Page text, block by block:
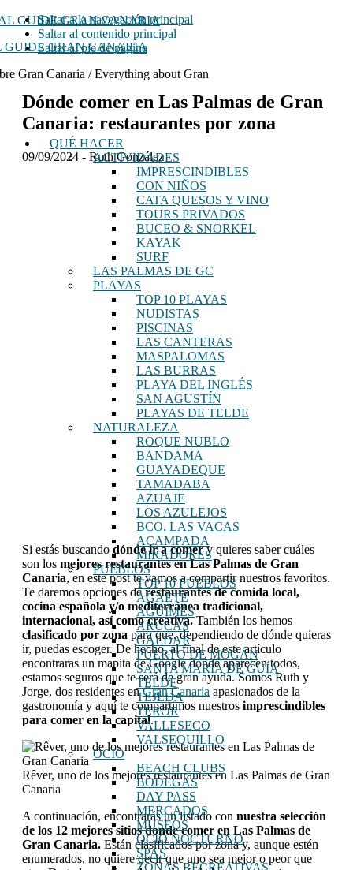
Saltar a la navegación principal
Saltar al contenido principal
Saltar al pie de página
GUIDE GRAN CANARIA
Gran Canaria / Everything about Gran
QUÉ HACER
ACTIVIDADES
IMPRESCINDIBLES
CON NIÑOS
CATA QUESOS Y VINO
TOURS PRIVADOS
BUCEO & SNORKEL
KAYAK
SURF
LAS PALMAS DE GC
PLAYAS
TOP 10 PLAYAS
NUDISTAS
PISCINAS
LAS CANTERAS
MASPALOMAS
LAS BURRAS
PLAYA DEL INGLÉS
SAN AGUSTÍN
PLAYAS DE TELDE
NATURALEZA
ROQUE NUBLO
BANDAMA
GUAYADEQUE
TAMADABA
AZUAJE
LOS AZULEJOS
BCO. LAS VACAS
ACAMPADA
MIRADORES
PUEBLOS
TOP 10 PUEBLOS
AGAETE
AGÜIMES
ARUCAS
GÁLDAR
PUERTO DE MOGÁN
SANTA MARÍA DE GUÍA
TELDE
TEJEDA
TEROR
VALLESECO
VALSEQUILLO
OCIO
BEACH CLUBS
BODEGAS
DAY PASS
MERCADOS
MUSEOS
OCIO NOCTURNO
SPAS
ZONAS RECREATIVAS
Dónde comer en Las Palmas de Gran
Canaria: restaurantes por zona
09/09/2024 - Ruth González
Si estás buscando dónde ir a comery quieres saber cuáles
son los mejores restaurantes en Las Palmas de Gran
Canaria, en este post te vamos a compartir nuestros favoritos.
Te daremos opciones derestaurantes de comida local,
cocina española y/o mediterránea tradicional,
internacional, así como creativa.También los hemos
clasificado por zona para que, dependiendo de dónde quieras
ir, puedas escoger. De hecho, al final de este artículo
encontraras un mapita de Google donde aparecen todos,
estamos seguros que te será de gran ayuda. Somos Ruth y
Jorge, dos residentes enGran Canaria apasionados de la
gastronomía y aquí te compartimos nuestros imprescindibles
para comer en la capital.
Rêver, uno de los mejores restaurantes en Las Palmas de Gran
Canaria
A continuación, encontrarás un listado con nuestra selección
de los 12 mejores sitios donde comer en Las Palmas de
Gran Canaria. Están clasificados por zona y, aunque estén
enumerados, no quiere decir que uno sea mejor o peor que